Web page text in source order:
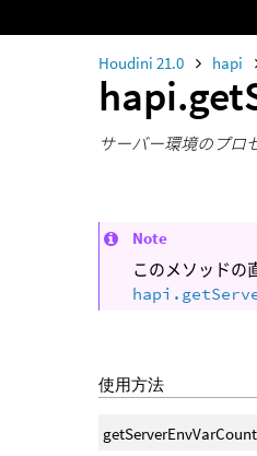
Houdini 21.0 hapi
サーバー環境のプロ
Note
このメソッドの
使用方法